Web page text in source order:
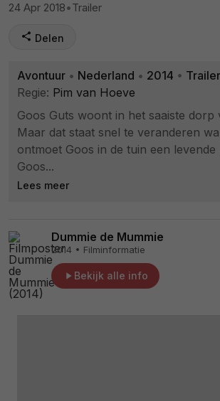
24 Apr 2018•Trailer
Delen
Avontuur • Nederland • 2014 • Trailer
Regie: Pim van Hoeve
Goos Guts woont in het saaiste dorp
Maar dat staat snel te veranderen
ontmoet Goos in de tuin een levende
Goos...
Lees meer
Dummie de Mummie
2014 • Filminformatie
Bekijk alle info